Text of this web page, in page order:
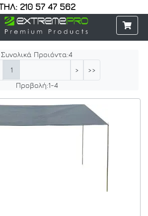
210 57 47 562
Συνολικά Προιόντα:4
1 >
>>
Προβολή:1-4